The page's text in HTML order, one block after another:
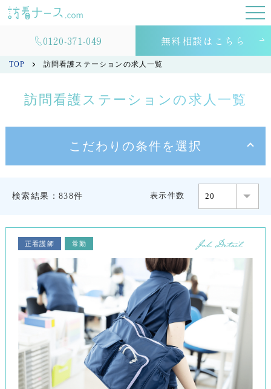
0120-371-049 無料相談はこちら
TOP 訪問看護ステーションの求人一覧
訪問看護ステーションの求人一覧
こだわりの条件を選択
検索結果：838件 表示件数
正看護師 常勤